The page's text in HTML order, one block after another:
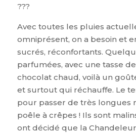
???
Avec toutes les pluies
omniprésent, on a besoin et
sucrés, réconfortants.
parfumées, avec une tasse
chocolat chaud, voilà un
et surtout qui réchauffe. Le
pour passer de très longues
poêle à crêpes ! Ils sont
ont décidé que la